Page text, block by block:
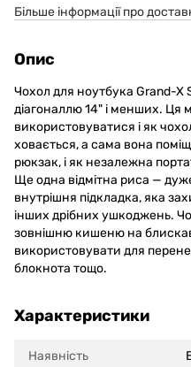
Більше інформації про
Опис
Чохол для ноутбука Grand-X
діагоналлю 14" і менших. Ця
використовуватися і як
ховається, а сама вона
рюкзак, і як незалежна
Ще одна відмітна риса —
внутрішня підкладка, яка
інших дрібних ушкоджень.
зовнішню кишеню на
використовувати для
блокнота тощо.
Характеристики
Наявність